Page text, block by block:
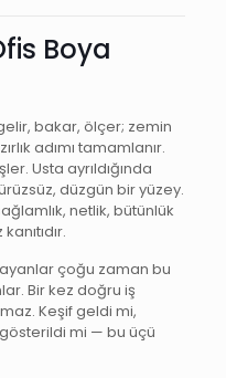
Boya
bakar, ölçer; zemin
adımı tamamlanır.
Usta ayrıldığında
düzgün bir yüzey.
netlik, bütünlük
çoğu zaman bu
Bir kez doğru iş
Keşif geldi mi,
mi — bu üçü